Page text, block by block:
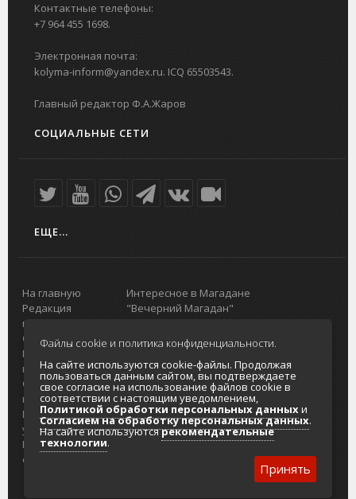
Контактные телефоны:
+7 964 455 1698.
Электронная почта:
kolyma-inform@yandex.ru. ICQ 65503543.
Главный редактор Ф.А.Жаров
СОЦИАЛЬНЫЕ СЕТИ
ЕЩЕ...
На главную
Редакция
портала
О проекте
Реклама на
портале
Отзывы и
предложения
Интернет-
услуги
Разработка
сайтов
Интересное в Магадане
"Вечерний Магадан"
Городская доска объявлений
Реклама
Главный туристический портал
Колымы
Политика в отношении обработки
персональных данных
Согласие на обработку персональных
данных
Файлы cookie и политика конфиденциальности.
На сайте используются cookie-файлы. Продолжая
пользоваться данным сайтом, вы подтверждаете
свое согласие на использование файлов cookie в
соответствии с настоящим уведомлением,
Политикой обработки персональных данныхи
Согласием на обработку персональных данных.
На сайте используютсярекомендательные
технологии.
Принять